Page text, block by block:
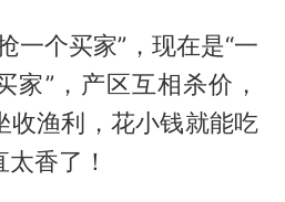
一个买家”，现在是“一
家”，产区互相杀价，
收渔利，花小钱就能吃
香了！